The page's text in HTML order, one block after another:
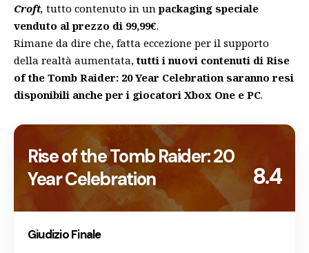
Croft, tutto contenuto in unpackaging speciale
venduto al prezzo di 99,99€.
Rimane da dire che, fatta eccezione per il supporto
della realtà aumentata,tutti i nuovi contenuti di Rise
of the Tomb Raider: 20 Year Celebration saranno resi
disponibili anche per i giocatori Xbox One e PC.
Rise of the Tomb Raider: 20
Year Celebration
8.4
Giudizio Finale